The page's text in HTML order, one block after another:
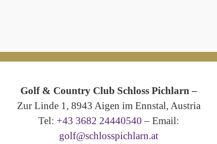
Golf & Country Club Schloss Pichlarn –
Zur Linde 1, 8943 Aigen im Ennstal, Austria
Tel: +43 3682 24440540 – Email:
golf@schlosspichlarn.at